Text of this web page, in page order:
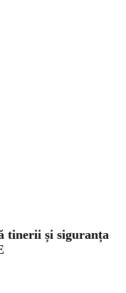
tinerii și siguranța